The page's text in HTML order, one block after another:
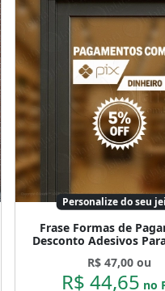
Personalize do seu
Frase Formas de
Desconto Adesivos
R$ 47,00 ou
R$ 44,65 no